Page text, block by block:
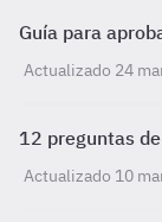
Guía para
Actualizado 24
12 preguntas
Actualizado 10